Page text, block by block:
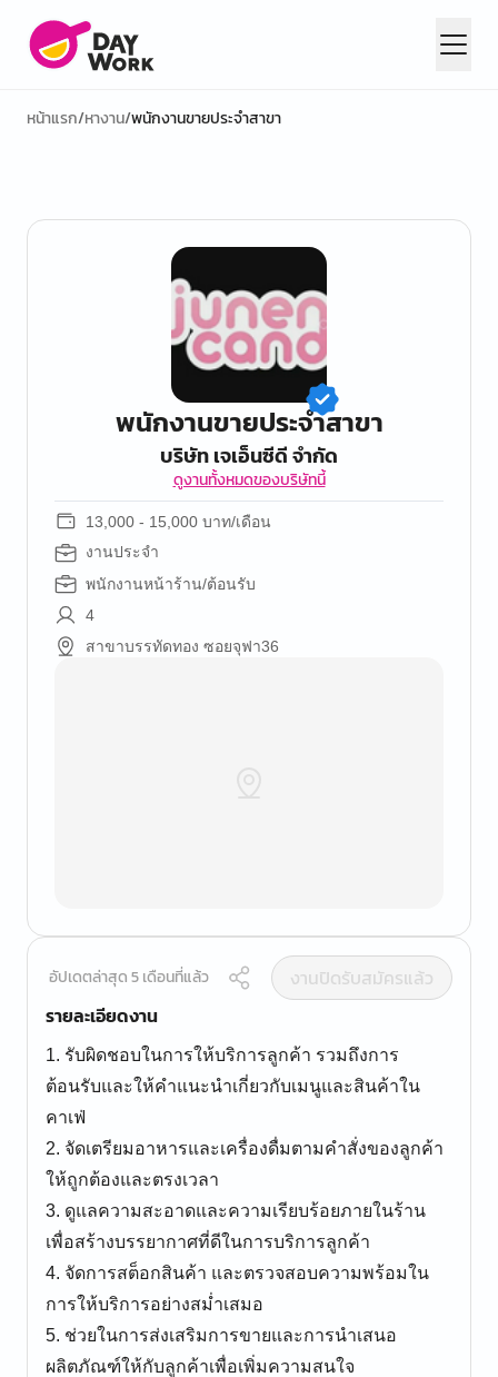
หน้าแรก/หางาน/พนักงานขายประจำสาขา
พนักงานขายประจำสาขา
บริษัท เจเอ็นซีดี จำกัด
ดูงานทั้งหมดของบริษัทนี้
13,000 - 15,000 บาท/เดือน
งานประจำ
พนักงานหน้าร้าน/ต้อนรับ
4
สาขาบรรทัดทอง ซอยจุฟา36
อัปเดตล่าสุด 5 เดือนที่แล้ว
งานปิดรับสมัครแล้ว
รายละเอียดงาน
1. รับผิดชอบในการให้บริการลูกค้า รวมถึงการ
ต้อนรับและให้คำแนะนำเกี่ยวกับเมนูและสินค้าใน
คาเฟ่
2. จัดเตรียมอาหารและเครื่องดื่มตามคำสั่งของลูกค้า
ให้ถูกต้องและตรงเวลา
3. ดูแลความสะอาดและความเรียบร้อยภายในร้าน
เพื่อสร้างบรรยากาศที่ดีในการบริการลูกค้า
4. จัดการสต็อกสินค้า และตรวจสอบความพร้อมใน
การให้บริการอย่างสม่ำเสมอ
5. ช่วยในการส่งเสริมการขายและการนำเสนอ
ผลิตภัณฑ์ให้กับลูกค้าเพื่อเพิ่มความสนใจ